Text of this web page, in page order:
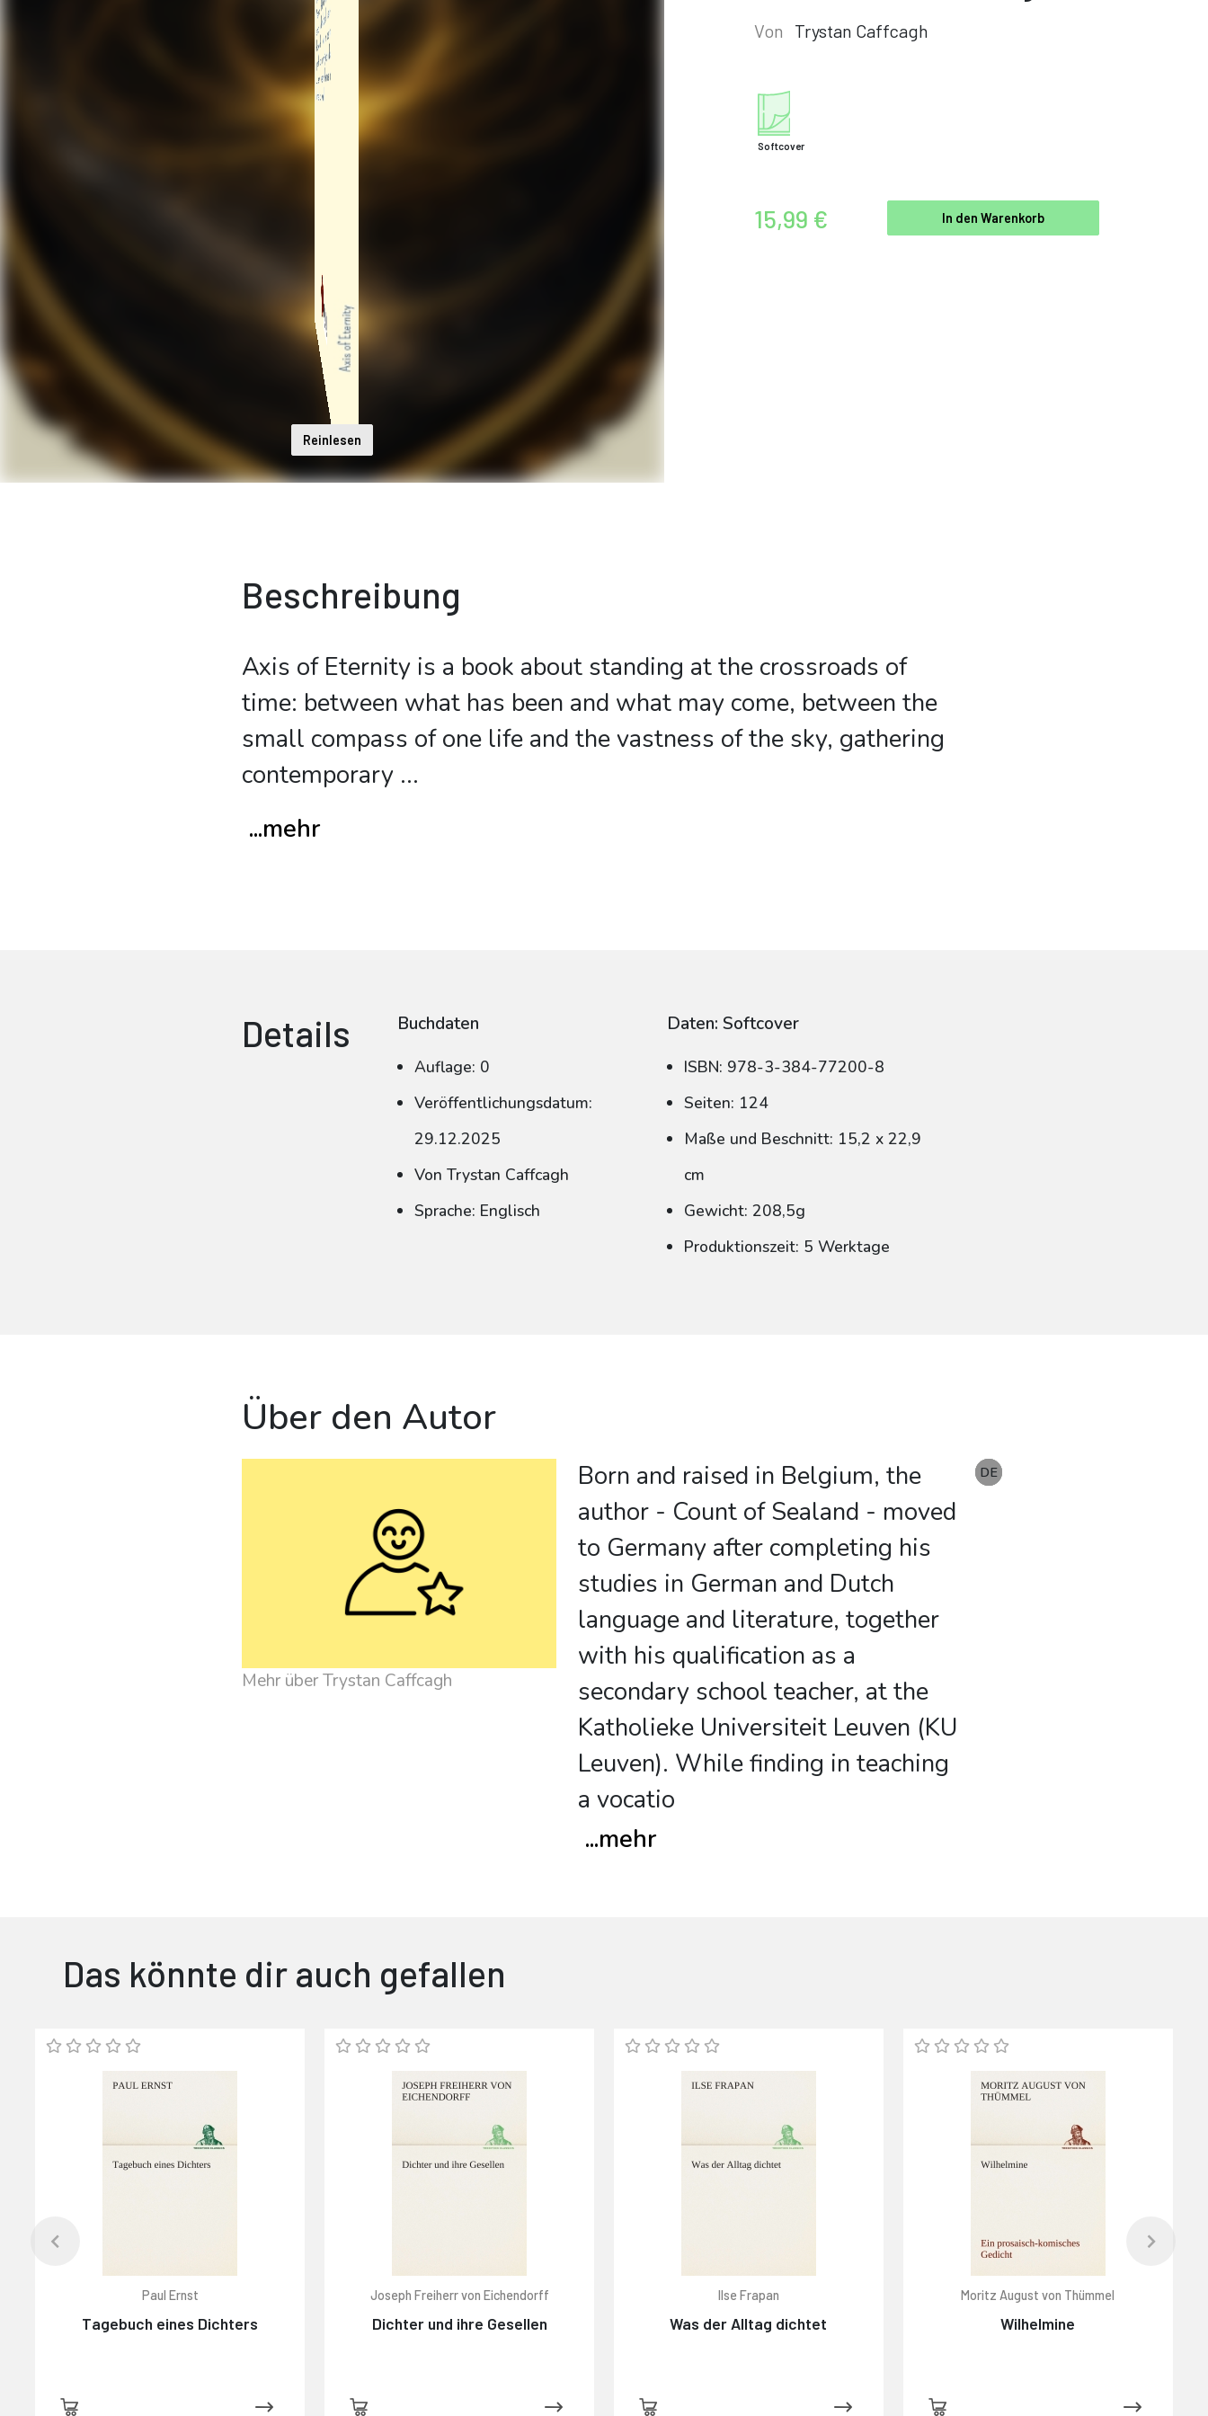
Reinlesen
Von Trystan Caffcagh
Softcover
15,99 € In den Warenkorb
Beschreibung
Axis of Eternity is a book about standing at the crossroads of
time: between what has been and what may come, between the
small compass of one life and the vastness of the sky, gathering
contemporary ...
...mehr
Details Buchdaten
Auflage: 0
Veröffentlichungsdatum:
29.12.2025
Von Trystan Caffcagh
Sprache: Englisch
Daten: Softcover
ISBN: 978-3-384-77200-8
Seiten: 124
Maße und Beschnitt: 15,2 x 22,9
cm
Gewicht: 208,5g
Produktionszeit: 5 Werktage
Über den Autor
Mehr über Trystan Caffcagh
Born and raised in Belgium, the
author - Count of Sealand - moved
to Germany after completing his
studies in German and Dutch
language and literature, together
with his qualification as a
secondary school teacher, at the
Katholieke Universiteit Leuven (KU
Leuven). While finding in teaching
a vocatio
...mehr
DE
EN
DE
DE
Das könnte dir auch gefallen
Paul Ernst
Tagebuch eines Dichters
Joseph Freiherr von Eichendorff
Dichter und ihre Gesellen
Ilse Frapan
Was der Alltag dichtet
Moritz August von Thümmel
Wilhelmine